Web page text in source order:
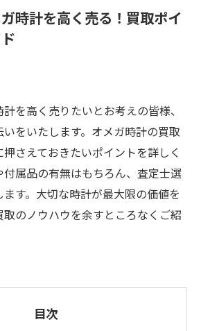
時計を高く売る！買取ポイ
を高く売りたいとお考えの皆様、
をいたします。オメガ時計の買取
さえておきたいポイントを詳しく
属品の有無はもちろん、査定士選
す。大切な時計が最大限の価値を
のノウハウを余すところなくご紹
目次